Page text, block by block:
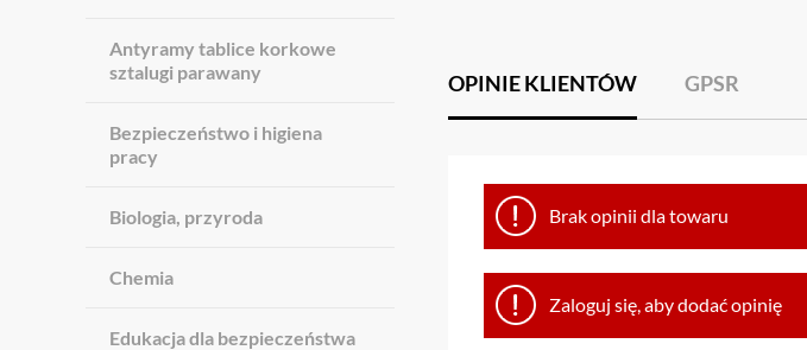
Antyramy tablice korkowe
sztalugi parawany
Bezpieczeństwo i higiena
pracy
Biologia, przyroda
Chemia
Edukacja dla bezpieczeństwa
OPINIE KLIENTÓW GPSR
Brak opinii dla towaru
Zaloguj się, aby dodać opinię